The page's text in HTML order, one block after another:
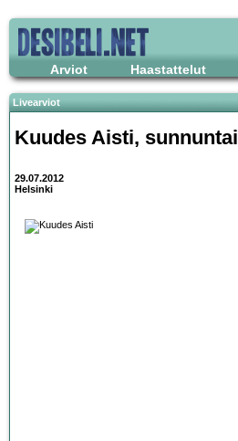
Arviot Haastattelut
Livearviot
Kuudes Aisti, sunnuntai
29.07.2012
Helsinki